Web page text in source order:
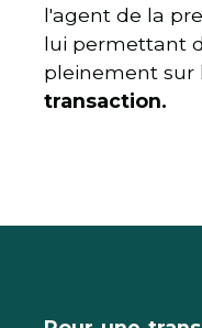
l'agent de la
lui permettant
pleinement sur
transaction.